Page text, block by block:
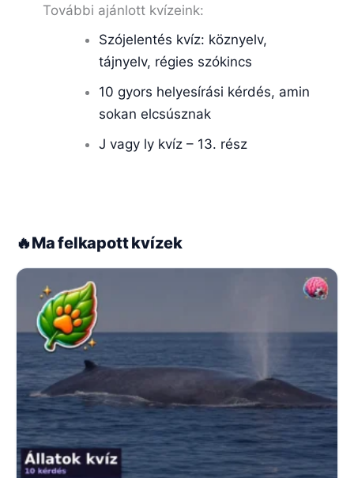
További ajánlott kvízeink:
Szójelentés kvíz: köznyelv,
tájnyelv, régies szókincs
10 gyors helyesírási kérdés, amin
sokan elcsúsznak
J vagy ly kvíz – 13. rész
🔥Ma felkapott kvízek